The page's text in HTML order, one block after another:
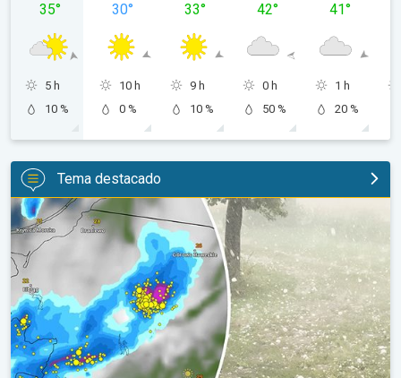
35°
5 h
10 %
30°
10 h
0 %
33°
9 h
10 %
42°
0 h
50 %
41°
1 h
20 %
Tema destacado
Granizo gigante en Polonia. Tormentas severas. . .